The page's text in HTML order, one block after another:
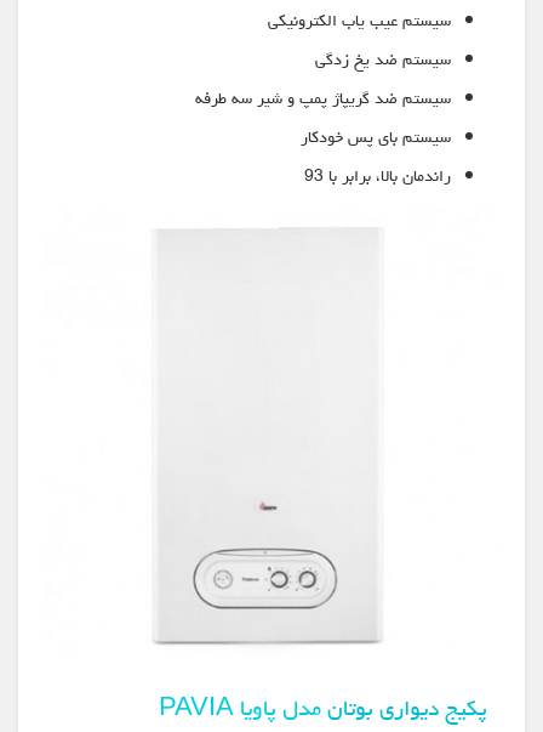
سیستم عیب یاب الکترونیکی
سیستم ضد یخ زدگی
سیستم ضد گریپاژ پمپ و شیر سه طرفه
سیستم بای پس خودکار
راندمان بالا، برابر با 93
پکیج دیواری بوتانمدل پاویا PAVIA